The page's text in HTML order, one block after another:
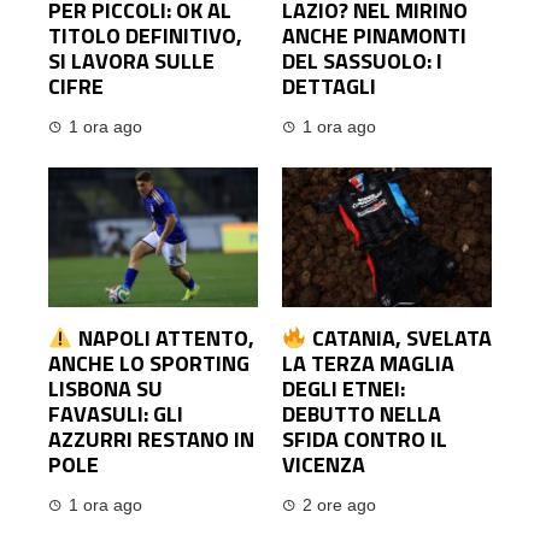
PER PICCOLI: OK AL
TITOLO DEFINITIVO,
SI LAVORA SULLE
CIFRE
1 ora ago
LAZIO? NEL MIRINO
ANCHE PINAMONTI
DEL SASSUOLO: I
DETTAGLI
1 ora ago
NAPOLI ATTENTO,
ANCHE LO SPORTING
LISBONA SU
FAVASULI: GLI
AZZURRI RESTANO IN
POLE
1 ora ago
CATANIA, SVELATA
LA TERZA MAGLIA
DEGLI ETNEI:
DEBUTTO NELLA
SFIDA CONTRO IL
VICENZA
2 ore ago